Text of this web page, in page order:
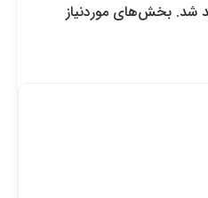
بخش‌های موردنیاز